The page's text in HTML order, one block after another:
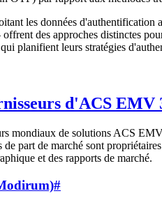
les données d'authentification
des approches distinctes
planifient leurs stratégies
d'ACS EMV
mondiaux de solutions ACS
part de marché sont
et des rapports de marché.
#